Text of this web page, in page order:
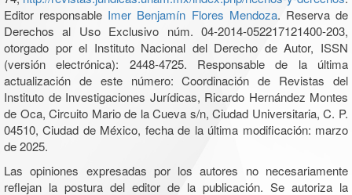
Editor responsable Imer Benjamín Flores Mendoza. Reserva de
Derechos al Uso Exclusivo núm. 04-2014-052217121400-203,
otorgado por el Instituto Nacional del Derecho de Autor, ISSN
(versión electrónica): 2448-4725. Responsable de la última
actualización de este número: Coordinación de Revistas del
Instituto de Investigaciones Jurídicas, Ricardo Hernández Montes
de Oca, Circuito Mario de la Cueva s/n, Ciudad Universitaria, C. P.
04510, Ciudad de México, fecha de la última modificación: marzo
de 2025.
Las opiniones expresadas por los autores no necesariamente
reflejan la postura del editor de la publicación. Se autoriza la